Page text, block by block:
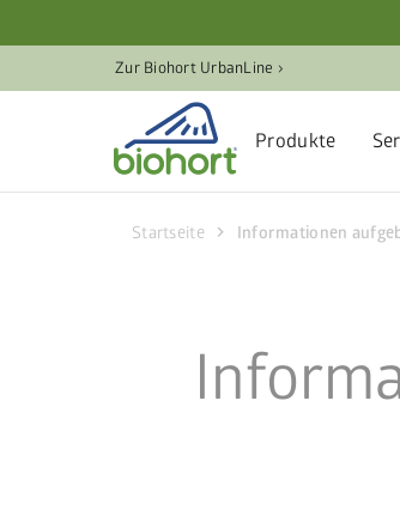
Zur Biohort UrbanLine ›
Produkte
Startseite chevron_right Informationen